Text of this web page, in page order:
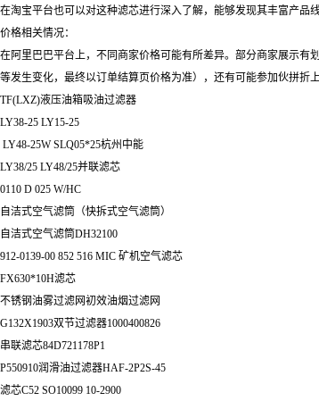
在淘宝平台也可以对这种滤芯进行深入了解，能够发现其丰富产品
价格相关情况：
在阿里巴巴平台上，不同商家价格可能有所差异。部分商家展示
等发生变化，最终以订单结算页价格为准），还有可能参加伙拼折
TF(LXZ)液压油箱吸油过滤器
LY38-25 LY15-25
LY48-25W SLQ05*25杭州中能
LY38/25 LY48/25并联滤芯
0110 D 025 W/HC
自洁式空气滤筒（快拆式空气滤筒）
自洁式空气滤筒DH32100
912-0139-00 852 516 MIC 矿机空气滤芯
FX630*10H滤芯
不锈钢油雾过滤网初效油烟过滤网
G132X1903双节过滤器1000400826
串联滤芯84D721178P1
P550910润滑油过滤器HAF-2P2S-45
滤芯C52 SO10099 10-2900